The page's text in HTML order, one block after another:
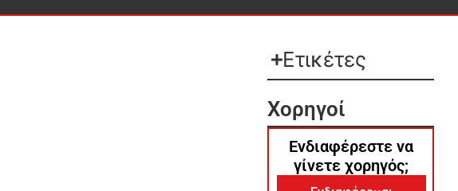
Ετικέτες
Χορηγοί
Ενδιαφέρεστε να
γίνετε χορηγός;